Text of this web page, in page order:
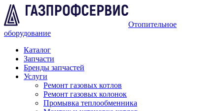
Отопительное
оборудование
Каталог
Запчасти
Бренды запчастей
Услуги
Ремонт газовых котлов
Ремонт газовых колонок
Промывка теплообменника